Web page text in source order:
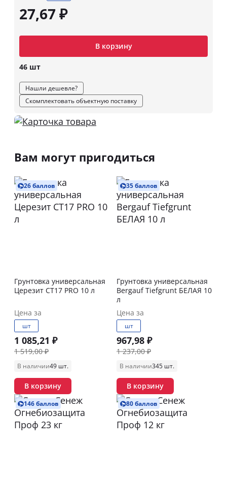
27,67 ₽
В корзину
46 шт
Нашли дешевле?
Скомплектовать объектную поставку
Вам могут пригодиться
26 баллов
Грунтовка универсальная
Церезит СТ17 PRO 10 л
Цена за
шт
1 085,21 ₽
1 519,00 ₽
В наличии49 шт.
В корзину
35 баллов
Грунтовка универсальная
Bergauf Tiefgrunt БЕЛАЯ 10
л
Цена за
шт
967,98 ₽
1 237,00 ₽
В наличии345 шт.
В корзину
146 баллов 80 баллов